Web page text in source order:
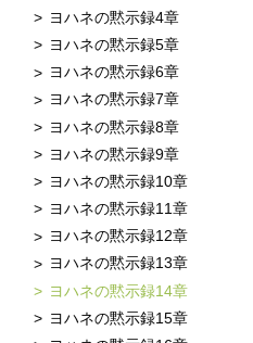
ヨハネの黙示録4章
ヨハネの黙示録5章
ヨハネの黙示録6章
ヨハネの黙示録7章
ヨハネの黙示録8章
ヨハネの黙示録9章
ヨハネの黙示録10章
ヨハネの黙示録11章
ヨハネの黙示録12章
ヨハネの黙示録13章
ヨハネの黙示録14章
ヨハネの黙示録15章